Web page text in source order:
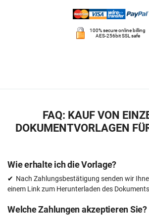
100% secure online billing
AES-256bit SSL safe
FAQ: KAUF VON
DOKUMENTVORLAGEN
Wie erhalte ich die Vorlage?
Nach Zahlungsbestätigung senden wir
einem Link zum Herunterladen des
Welche Zahlungen akzeptieren Sie?